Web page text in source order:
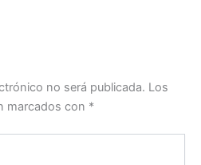
no será publicada. Los
marcados con *